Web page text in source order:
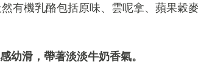
有機乳酪包括原味、雲呢拿、蘋果穀麥
幼滑，帶著淡淡牛奶香氣。